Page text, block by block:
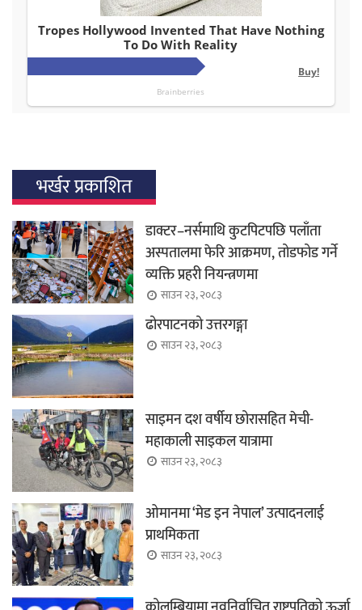
भर्खर प्रकाशित
डाक्टर–नर्समाथि कुटपिटपछि पलाँता
अस्पतालमा फेरि आक्रमण, तोडफोड गर्ने
व्यक्ति प्रहरी नियन्त्रणमा
साउन २३, २०८३
ढोरपाटनको उत्तरगङ्गा
साउन २३, २०८३
साइमन दश वर्षीय छोरासहित मेची-
महाकाली साइकल यात्रामा
साउन २३, २०८३
ओमानमा ‘मेड इन नेपाल’ उत्पादनलाई
प्राथमिकता
साउन २३, २०८३